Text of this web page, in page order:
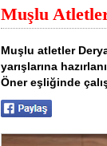
Muşlu
Muşlu atletler
yarışlarına
Öner eşliğinde